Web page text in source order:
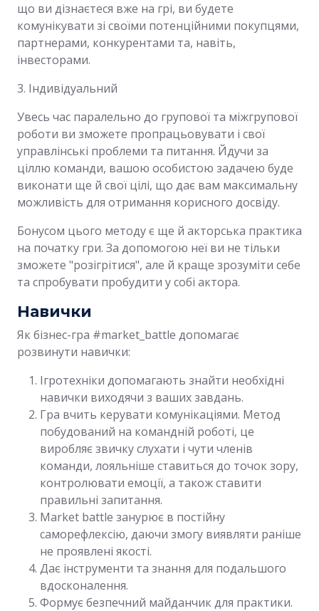
що ви дізнаєтеся вже на грі, ви будете
комунікувати зі своїми потенційними покупцями,
партнерами, конкурентами та, навіть,
інвесторами.
3. Індивідуальний
Увесь час паралельно до групової та міжгрупової
роботи ви зможете пропрацьовувати і свої
управлінські проблеми та питання. Йдучи за
ціллю команди, вашою особистою задачею буде
виконати ще й свої цілі, що дає вам максимальну
можливість для отримання корисного досвіду.
Бонусом цього методу є ще й акторська практика
на початку гри. За допомогою неї ви не тільки
зможете "розігрітися", але й краще зрозуміти себе
та спробувати пробудити у собі актора.
Навички
Як бізнес-гра #market_battle допомагає
розвинути навички:
Ігротехніки допомагають знайти необхідні
навички виходячи з ваших завдань.
Гра вчить керувати комунікаціями. Метод
побудований на командній роботі, це
виробляє звичку слухати і чути членів
команди, лояльніше ставиться до точок зору,
контролювати емоції, а також ставити
правильні запитання.
Market battle занурює в постійну
саморефлексію, даючи змогу виявляти раніше
не проявлені якості.
Дає інструменти та знання для подальшого
вдосконалення.
Формує безпечний майданчик для практики.